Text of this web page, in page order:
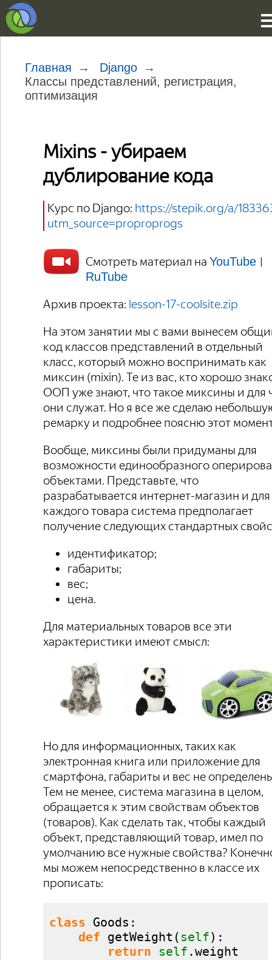
Главная
Django
Классы представлений, регистрация,
оптимизация
Mixins - убираем
дублирование кода
Курс по Django: https://stepik.org/a/
utm_source=proproprogs
Смотреть материал на YouTube |
RuTube
Архив проекта: lesson-17-coolsite.zip
На этом занятии мы с вами вынесем
код классов представлений в отдельный
класс, который можно воспринимать как
миксин (mixin). Те из вас, кто хорошо
ООП уже знают, что такое миксины и для
они служат. Но я все же сделаю
ремарку и подробнее поясню этот
Вообще, миксины были придуманы для
возможности единообразного
объектами. Представьте, что
разрабатывается интернет-магазин и для
каждого товара система предполагает
получение следующих стандартных
идентификатор;
габариты;
вес;
цена.
Для материальных товаров все эти
характеристики имеют смысл:
Но для информационных, таких как
электронная книга или приложение для
смартфона, габариты и вес не
Тем не менее, система магазина в целом,
обращается к этим свойствам объектов
(товаров). Как сделать так, чтобы каждый
объект, представляющий товар, имел по
умолчанию все нужные свойства?
мы можем непосредственно в классе их
прописать:
class Goods:
def getWeight ( self) :
return
self .weight